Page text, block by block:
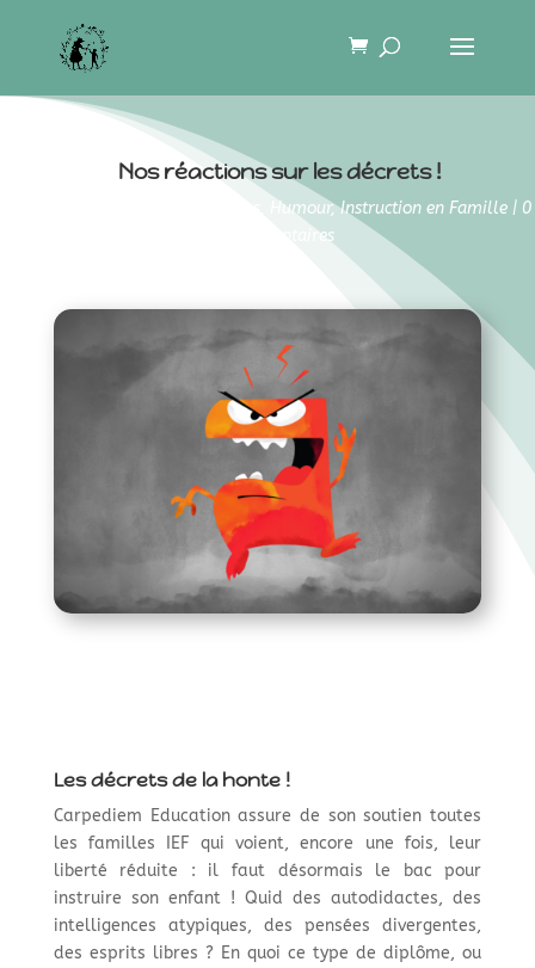
Nos réactions sur les décrets !
Humour,Instruction en Famille | 0
commentaires
Les décrets de la honte !
Carpediem Education assure de son soutien toutes
les familles IEF qui voient, encore une fois, leur
liberté réduite : il faut désormais le bac pour
instruire son enfant ! Quid des autodidactes, des
intelligences atypiques, des pensées divergentes,
des esprits libres ? En quoi ce type de diplôme, ou